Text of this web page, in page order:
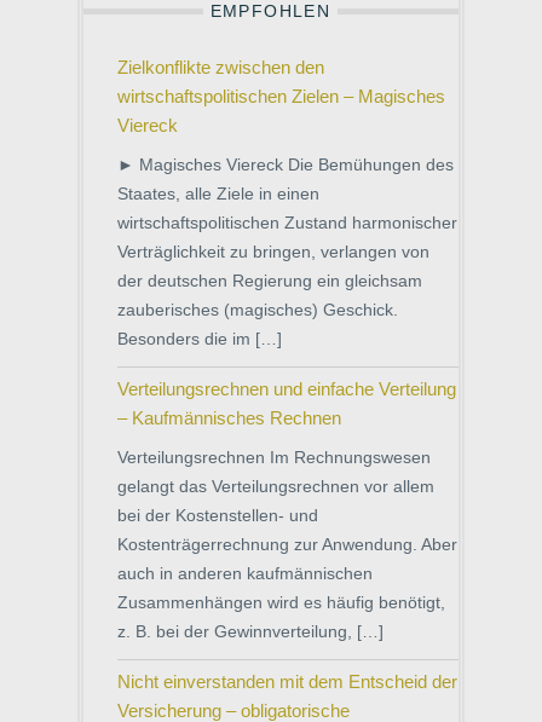
EMPFOHLEN
Zielkonflikte zwischen den
wirtschaftspolitischen Zielen – Magisches
Viereck
► Magisches Viereck Die Bemühungen des
Staates, alle Ziele in einen
wirtschaftspolitischen Zustand harmonischer
Verträglichkeit zu bringen, verlangen von
der deutschen Regierung ein gleichsam
zauberisches (magisches) Geschick.
Besonders die im […]
Verteilungsrechnen und einfache Verteilung
– Kaufmännisches Rechnen
Verteilungsrechnen Im Rechnungswesen
gelangt das Verteilungsrechnen vor allem
bei der Kostenstellen- und
Kostenträgerrechnung zur Anwendung. Aber
auch in anderen kaufmännischen
Zusammenhängen wird es häufig benötigt,
z. B. bei der Gewinnverteilung, […]
Nicht einverstanden mit dem Entscheid der
Versicherung – obligatorische